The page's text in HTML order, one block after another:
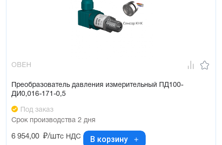
ОВЕН
Преобразователь давления измерительный ПД100-
ДИ0,016-171-0,5
Под заказ
Срок производства 2 дня
6 954,00 ₽/штс НДС В корзину